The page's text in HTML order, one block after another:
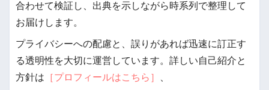
合わせて検証し、出典を示しながら時系列で整理して
お届けします。
プライバシーへの配慮と、誤りがあれば迅速に訂正す
る透明性を大切に運営しています。詳しい自己紹介と
方針は ［プロフィールはこちら］